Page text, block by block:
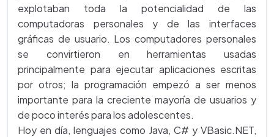
explotaban toda la potencialidad de las
computadoras personales y de las interfaces
gráficas de usuario. Los computadores personales
se convirtieron en herramientas usadas
principalmente para ejecutar aplicaciones escritas
por otros; la programación empezó a ser menos
importante para la creciente mayoría de usuarios y
de poco interés para los adolescentes.
Hoy en día, lenguajes como Java, C# y VBasic.NET,